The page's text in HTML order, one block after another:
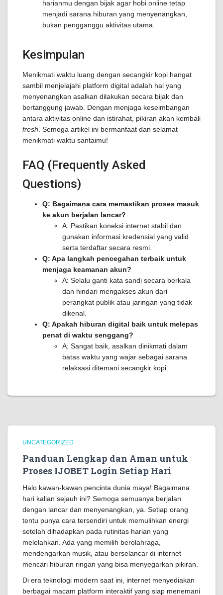
harianmu dengan bijak agar hobi online tetap
menjadi sarana hiburan yang menyenangkan,
bukan pengganggu aktivitas utama.
Kesimpulan
Menikmati waktu luang dengan secangkir kopi hangat
sambil menjelajahi platform digital adalah hal yang
menyenangkan asalkan dilakukan secara bijak dan
bertanggung jawab. Dengan menjaga keseimbangan
antara aktivitas online dan istirahat, pikiran akan kembali
fresh . Semoga artikel ini bermanfaat dan selamat
menikmati waktu santaimu!
FAQ (Frequently Asked
Questions)
Q: Bagaimana cara memastikan proses masuk
ke akun berjalan lancar?
A: Pastikan koneksi internet stabil dan
gunakan informasi kredensial yang valid
serta terdaftar secara resmi.
Q: Apa langkah pencegahan terbaik untuk
menjaga keamanan akun?
A: Selalu ganti kata sandi secara berkala
dan hindari mengakses akun dari
perangkat publik atau jaringan yang tidak
dikenal.
Q: Apakah hiburan digital baik untuk melepas
penat di waktu senggang?
A: Sangat baik, asalkan dinikmati dalam
batas waktu yang wajar sebagai sarana
relaksasi ditemani secangkir kopi.
UNCATEGORIZED
Panduan Lengkap dan Aman untuk
Proses IJOBET Login Setiap Hari
Halo kawan-kawan pencinta dunia maya! Bagaimana
hari kalian sejauh ini? Semoga semuanya berjalan
dengan lancar dan menyenangkan, ya. Setiap orang
tentu punya cara tersendiri untuk memulihkan energi
setelah dihadapkan pada rutinitas harian yang
melelahkan. Ada yang memilih berolahraga,
mendengarkan musik, atau berselancar di internet
mencari hiburan ringan yang bisa menyegarkan pikiran.
Di era teknologi modern saat ini, internet menyediakan
berbagai macam platform interaktif yang siap menemani